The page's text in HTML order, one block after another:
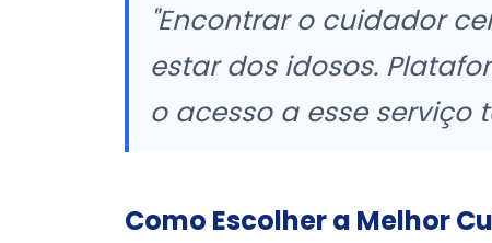
"Encontrar o cuidador
estar dos idosos.
o acesso a esse serviço
Como Escolher a Melhor